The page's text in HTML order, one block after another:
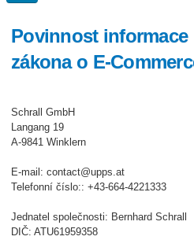
Rychlé hledání
Last Minute nabídka +
Jiná země
Povinnost informace
zákona o E-
Schrall GmbH
Langang 19
A-9841 Winklern
E-mail: contact@upps.at
Telefonní číslo:: +43-664-4221333
Jednatel společnosti: Bernhard Schrall
DIČ: ATU61959358